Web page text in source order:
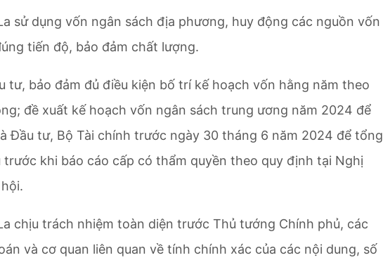
sử dụng vốn ngân sách địa phương, huy động các nguồn vốn
tiến độ, bảo đảm chất lượng.
tư, bảo đảm đủ điều kiện bố trí kế hoạch vốn hằng năm theo
đề xuất kế hoạch vốn ngân sách trung ương năm 2024 để
Đầu tư, Bộ Tài chính trước ngày 30 tháng 6 năm 2024 để tổng
khi báo cáo cấp có thẩm quyền theo quy định tại Nghị
chịu trách nhiệm toàn diện trước Thủ tướng Chính phủ, các
và cơ quan liên quan về tính chính xác của các nội dung, số